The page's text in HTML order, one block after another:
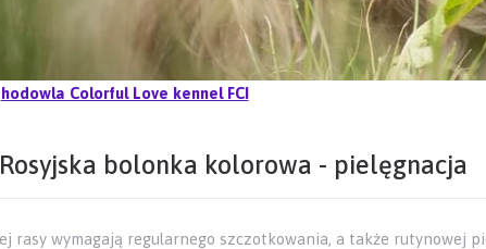
hodowla Colorful Love kennel FCI
Rosyjska bolonka kolorowa - pielęgnacja
rasy wymagają regularnego szczotkowania, a także rutynowej